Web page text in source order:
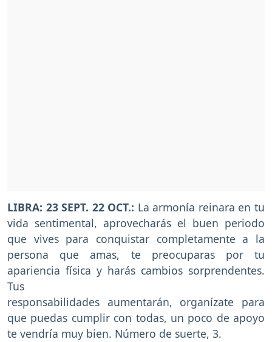
LIBRA: 23 SEPT. 22 OCT.: La armonía reinara en tu
vida sentimental, aprovecharás el buen periodo
que vives para conquistar completamente a la
persona que amas, te preocuparas por tu
apariencia física y harás cambios sorprendentes.
Tus
responsabilidades aumentarán, organízate para
que puedas cumplir con todas, un poco de apoyo
te vendría muy bien. Número de suerte, 3.